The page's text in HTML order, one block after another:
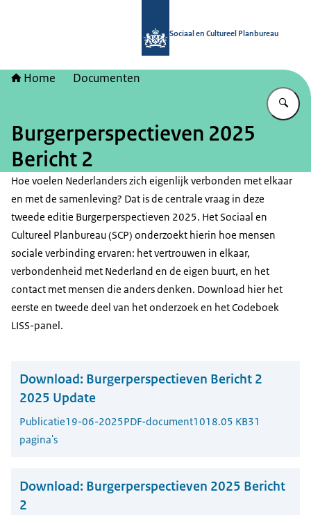
Sociaal en Cultureel Planbureau
Home Documenten
Burgerperspectieven 2025
Bericht 2
Hoe voelen Nederlanders zich eigenlijk verbonden met elkaar
en met de samenleving? Dat is de centrale vraag in deze
tweede editie Burgerperspectieven 2025. Het Sociaal en
Cultureel Planbureau (SCP) onderzoekt hierin hoe mensen
sociale verbinding ervaren: het vertrouwen in elkaar,
verbondenheid met Nederland en de eigen buurt, en het
contact met mensen die anders denken. Download hier het
eerste en tweede deel van het onderzoek en het Codeboek
LISS-panel.
Download: Burgerperspectieven Bericht 2
2025 Update
Publicatie19-06-2025PDF-document1018.05 KB31
pagina's
Download: Burgerperspectieven 2025 Bericht
2